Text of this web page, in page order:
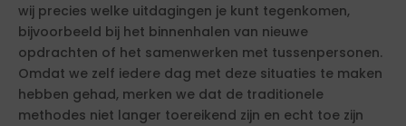
wij precies welke uitdagingen je kunt tegenkomen,
bijvoorbeeld bij het binnenhalen van nieuwe
opdrachten of het samenwerken met tussenpersonen.
Omdat we zelf iedere dag met deze situaties te maken
hebben gehad, merken we dat de traditionele
methodes niet langer toereikend zijn en echt toe zijn